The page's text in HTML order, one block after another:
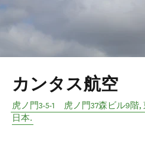
カンタス航空
虎ノ門3-5-1 虎ノ門37森ビル9階,
日本.